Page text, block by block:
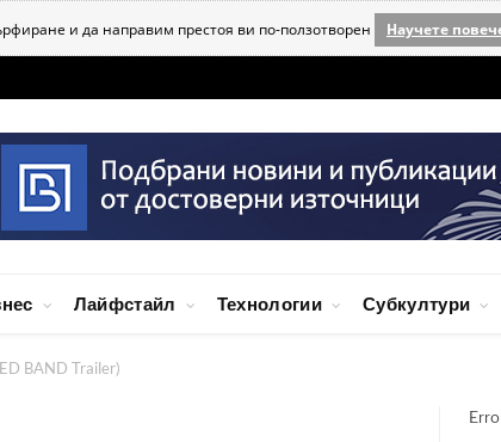
и да направим престоя ви по-ползотворен Научете
Лайфстайл Технологии Субкултури
BAND Trailer)